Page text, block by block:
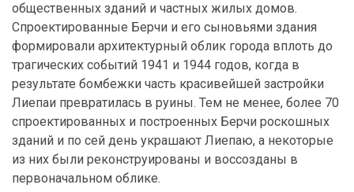
общественных зданий и частных жилых домов.
Спроектированные Берчи и его сыновьями здания
формировали архитектурный облик города вплоть до
трагических событий 1941 и 1944 годов, когда в
результате бомбежки часть красивейшей застройки
Лиепаи превратилась в руины. Тем не менее, более 70
спроектированных и построенных Берчи роскошных
зданий и по сей день украшают Лиепаю, а некоторые
из них были реконструированы и воссозданы в
первоначальном облике.